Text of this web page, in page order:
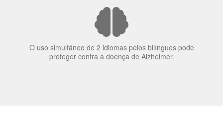
O uso simultâneo de 2 idiomas pelos bilíngues pode
proteger contra a doença de Alzheimer.